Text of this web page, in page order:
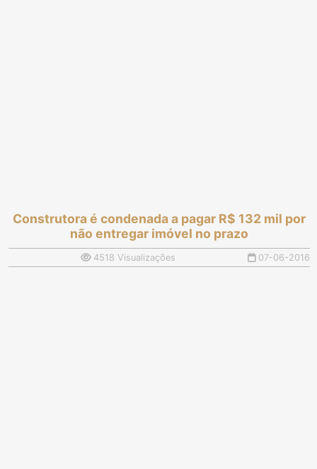
Construtora é condenada a pagar R$ 132 mil por
não entregar imóvel no prazo
4518 Visualizações 07-06-2016